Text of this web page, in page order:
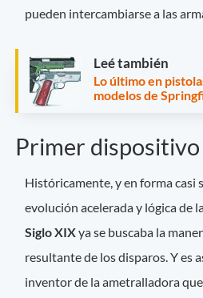
pueden intercambiarse a las
Leé también
Lo último en
modelos de
Primer dispositivo
Históricamente, y en forma casi
evolución acelerada y lógica de
Siglo XIXya se buscaba la
resultante de los disparos. Y es
inventor de la ametralladora